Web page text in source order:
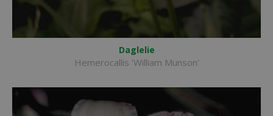
Daglelie
Hemerocallis 'William Munson'